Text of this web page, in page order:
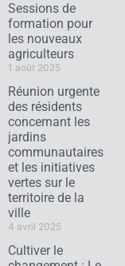
Sessions de
formation pour
les nouveaux
agriculteurs
1 août 2025
Réunion urgente
des résidents
concernant les
jardins
communautaires
et les initiatives
vertes sur le
territoire de la
ville
4 avril 2025
Cultiver le